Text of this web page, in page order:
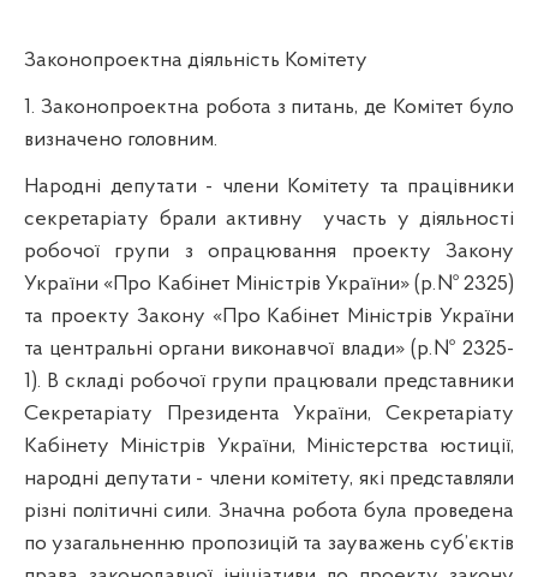
Законопроектна діяльність Комітету
1. Законопроектна робота з питань, де Комітет було
визначено головним.
Народні депутати - члени Комітету та працівники
секретаріату брали активну
участь у діяльності
робочої групи з опрацювання проекту Закону
України «Про Кабінет Міністрів України» (р.№ 2325)
та проекту Закону «Про Кабінет Міністрів України
та центральні органи виконавчої влади» (р.№ 2325-
1 ). В складі робочої групи працювали представники
Секретаріату Президента України, Секретаріату
Кабінету Міністрів України, Міністерства юстиції,
народні депутати - члени комітету, які представляли
різні політичні сили. Значна робота була проведена
по узагальненню пропозицій та зауважень суб’єктів